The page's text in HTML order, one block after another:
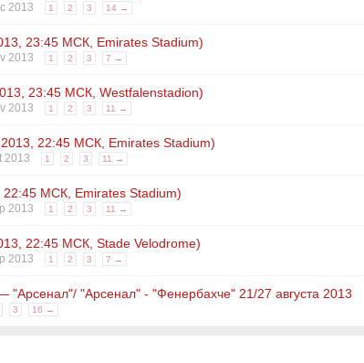
2013 1 2 3 14 →
23:45 МСК, Emirates Stadium)
2013 1 2 3 7 →
23:45 МСК, Westfalenstadion)
2013 1 2 3 11 →
22:45 МСК, Emirates Stadium)
2013 1 2 3 11 →
22:45 МСК, Emirates Stadium)
2013 1 2 3 11 →
22:45 МСК, Stade Velodrome)
2013 1 2 3 7 →
"Арсенал"/ "Арсенал" - "Фенербахче" 21/27 августа 2013
3 16 →